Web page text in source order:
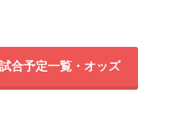
合予定一覧・オッズ